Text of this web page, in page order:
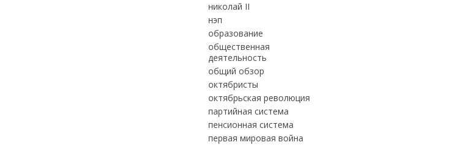
николай II
нэп
образование
общественная
деятельность
общий обзор
октябристы
октябрьская революция
партийная система
пенсионная система
первая мировая война